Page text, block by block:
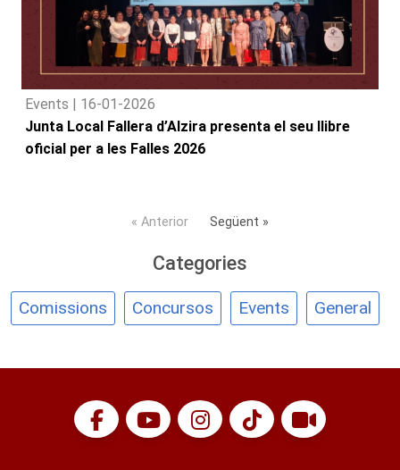
Events | 16-01-2026
Junta Local Fallera d’Alzira presenta el seu llibre
oficial per a les Falles 2026
« Anterior Següent »
Categories
Comissions Concursos Events General